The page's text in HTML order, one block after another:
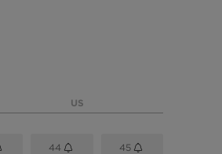
US
44 45